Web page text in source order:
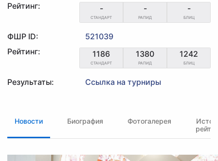
Рейтинг:
-
СТАНДАРТ
-
РАПИД
-
БЛИЦ
ФШР ID:
521039
Рейтинг:
1186
СТАНДАРТ
1380
РАПИД
1242
БЛИЦ
Результаты: Ссылка на турниры
Новости Биография Фотогалерея